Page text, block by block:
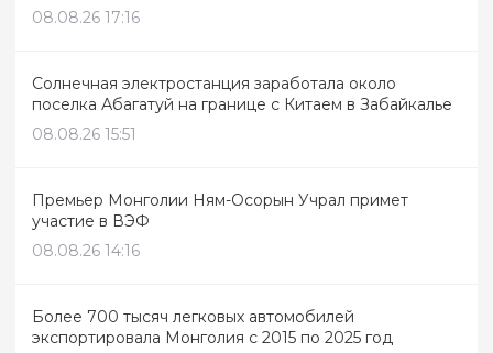
08.08.26 17:16
Солнечная электростанция заработала около
поселка Абагатуй на границе с Китаем в Забайкалье
08.08.26 15:51
Премьер Монголии Ням-Осорын Учрал примет
участие в ВЭФ
08.08.26 14:16
Более 700 тысяч легковых автомобилей
экспортировала Монголия с 2015 по 2025 год